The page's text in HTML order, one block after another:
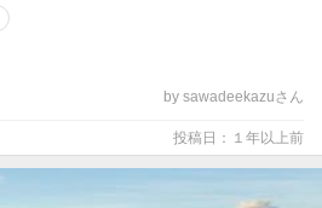
by sawadeekazuさん
投稿日：１年以上前